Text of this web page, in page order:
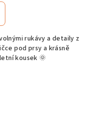
rukávy a detaily z
pod prsy a krásně
kousek 🌞